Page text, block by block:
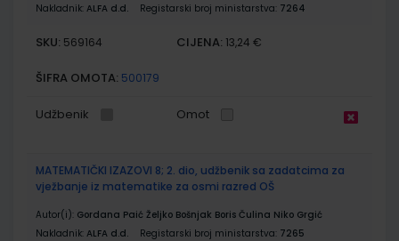
Nakladnik: ALFA d.d. Registarski broj ministarstva: 7264
SKU: 569164 CIJENA: 13,24 €
ŠIFRA OMOTA: 500179
Udžbenik Omot
MATEMATIČKI IZAZOVI 8; 2. dio, udžbenik sa zadatcima za
vježbanje iz matematike za osmi razred OŠ
Autor(i): Gordana Paić Željko Bošnjak Boris Čulina Niko Grgić
Nakladnik: ALFA d.d. Registarski broj ministarstva: 7265